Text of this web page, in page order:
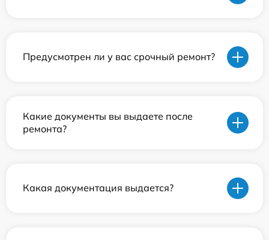
Предусмотрен ли у вас срочный ремонт?
Какие документы вы выдаете после
ремонта?
Какая документация выдается?